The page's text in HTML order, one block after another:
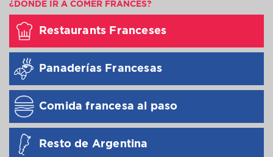
¿DÓNDE IR A COMER FRANCÉS?
Restaurants Franceses
Panaderías Francesas
Comida francesa al paso
Resto de Argentina